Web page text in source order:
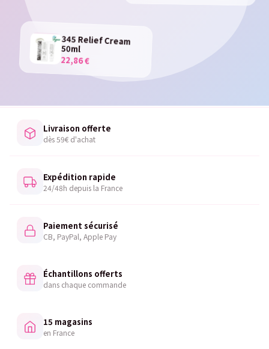
345 Relief Cream
50ml
22,86 €
Livraison offerte
dès 59€ d'achat
Expédition rapide
24/48h depuis la France
Paiement sécurisé
CB, PayPal, Apple Pay
Échantillons offerts
dans chaque commande
15 magasins
en France